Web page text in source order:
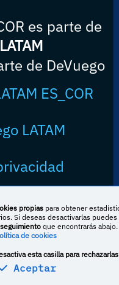
es parte de
de DeVuego
ES_COR
LATAM
Commons Reconocimiento-
4.0 Internacional
propias para obtener
Si deseas desactivarlas puedes
que encontrarás abajo.
de cookies
esta casilla para
Aceptar